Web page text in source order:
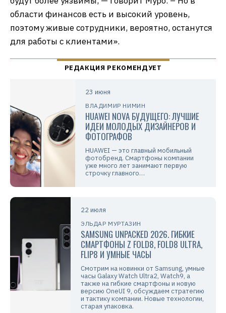
области финансов есть и высокий уровень,
поэтому живые сотрудники, вероятно, останутся
для работы с клиентами».
23 июня
ВЛАДИМИР НИМИН
HUAWEI NOVA БУДУЩЕГО: ЛУЧШИЕ
ИДЕИ МОЛОДЫХ ДИЗАЙНЕРОВ И
ФОТОГРАФОВ
HUAWEI — это главный мобильный
фотобренд. Смартфоны компании
уже много лет занимают первую
строчку главного…
22 июля
ЭЛЬДАР МУРТАЗИН
SAMSUNG UNPACKED 2026. ГИБКИЕ
СМАРТФОНЫ Z FOLD8, FOLD8 ULTRA,
FLIP8 И УМНЫЕ ЧАСЫ
Смотрим на новинки от Samsung, умные
часы Galaxy Watch Ultra2, Watch9, а
также на гибкие смартфоны и новую
версию OneUI 9, обсуждаем стратегию
и тактику компании. Новые технологии,
старая упаковка.